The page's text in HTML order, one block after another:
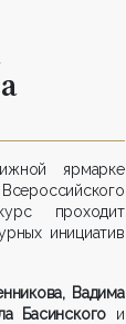
ярмарке
проходит
инициатив
Вадима
Басинского и